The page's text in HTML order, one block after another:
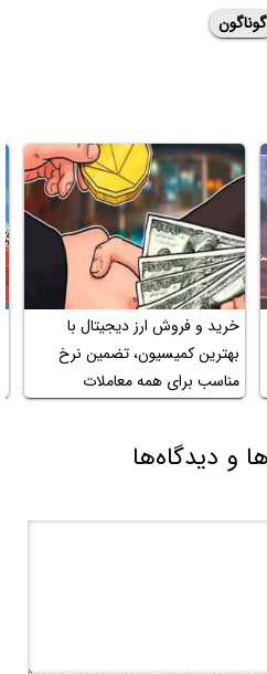
گوناگون
خرید و فروش ارز دیجیتال با
بهترین کمیسیون، تضمین نرخ
مناسب برای همه معاملات
و دیدگاه‌ها